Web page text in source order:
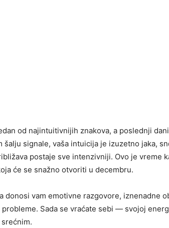
od najintuitivnijih znakova, a poslednji
šalju signale, vaša intuicija je izuzetno jaka,
postaje sve intenzivniji. Ovo je vreme
će se snažno otvoriti u decembru.
donosi vam emotivne razgovore, iznenadne
Sada se vraćate sebi — svojoj